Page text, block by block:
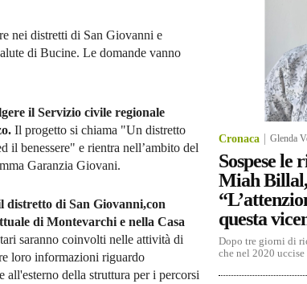
nei distretti di San Giovanni e
di Bucine. Le domande vanno
il Servizio civile regionale
Il progetto si chiama "Un distretto
il benessere" e rientra nell’ambito del
Garanzia Giovani.
distretto di San Giovanni,con
di Montevarchi e nella Casa
saranno coinvolti nelle attività di
loro informazioni riguardo
all'esterno della struttura per i percorsi
Cronaca Glenda
Sospese le
Miah
questa
Dopo tre giorni di
che nel 2020